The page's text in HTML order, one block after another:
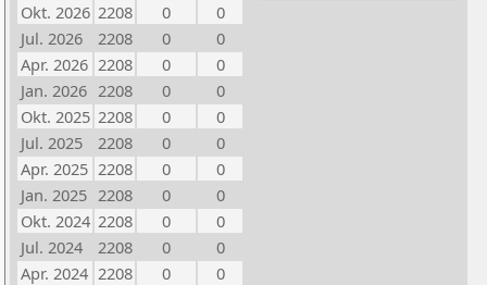
Okt. 2026 2208 0
0
Jul. 2026
2208 0
0
Apr. 2026 2208 0
0
Jan. 2026 2208 0
0
Okt. 2025 2208 0
0
Jul. 2025
2208 0
0
Apr. 2025 2208 0
0
Jan. 2025 2208 0
0
Okt. 2024 2208 0
0
Jul. 2024
2208 0
0
Apr. 2024 2208 0
0